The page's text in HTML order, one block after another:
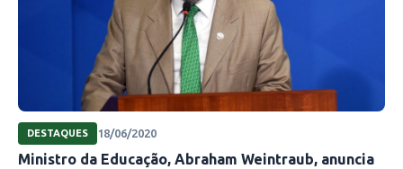
DESTAQUES 18/06/2020
Ministro da Educação, Abraham Weintraub, anuncia